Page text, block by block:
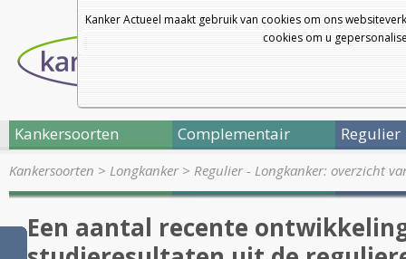
Kanker Actueel maakt gebruik van cookies om ons
cookies om u
Kankersoorten Complementair Regulier
Kankersoorten > Longkanker> Regulier - Longkanker: overzicht
Een aantal recente